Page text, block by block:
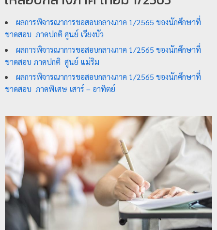
ย
แ
ะ
ะ
ล
ผ
ล
ม
ห
ผลการพิจารณาการขอสอบกลางภาค 1/2565 ของนักศึกษาที่
ขาดสอบ ภาคปกติ ศูนย์ เวียงบัว
ผลการพิจารณาการขอสอบกลางภาค 1/2565 ของนักศึกษาที่
ขาดสอบ ภาคปกติ ศูนย์ แม่ริม
ผลการพิจารณาการขอสอบกลางภาค 1/2565 ของนักศึกษาที่
ขาดสอบ ภาคพิเศษ เสาร์ – อาทิตย์